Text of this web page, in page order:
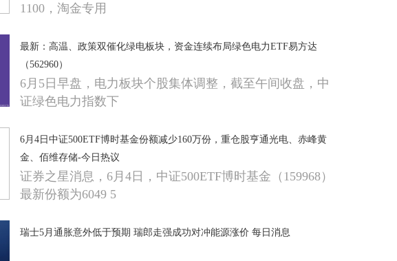
1100，淘金专用
最新：高温、政策双催化绿电板块，资金连续布局绿色电力ETF易方达
（562960）
6月5日早盘，电力板块个股集体调整，截至午间收盘，中
证绿色电力指数下
6月4日中证500ETF博时基金份额减少160万份，重仓股亨通光电、赤峰黄
金、佰维存储-今日热议
证券之星消息，6月4日，中证500ETF博时基金（159968）
最新份额为6049 5
瑞士5月通胀意外低于预期 瑞郎走强成功对冲能源涨价 每日消息